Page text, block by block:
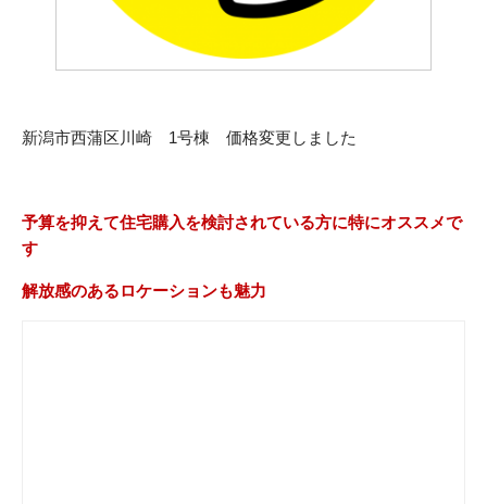
新潟市西蒲区川崎 1号棟 価格変更しました
予算を抑えて住宅購入を検討されている方に特にオススメで
す
解放感のあるロケーションも魅力